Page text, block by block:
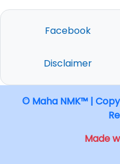
Facebook
Disclaimer
© Maha NMK™ |
Made